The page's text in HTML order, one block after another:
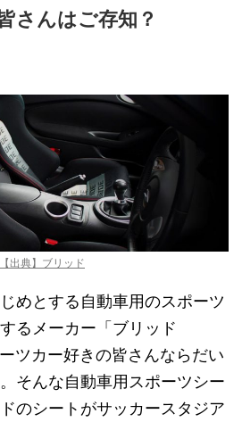
さんはご存知？
【出典】ブリッド
めとする自動車用のスポーツ
るメーカー「ブリッド
ツカー好きの皆さんならだい
そんな自動車用スポーツシー
のシートがサッカースタジア